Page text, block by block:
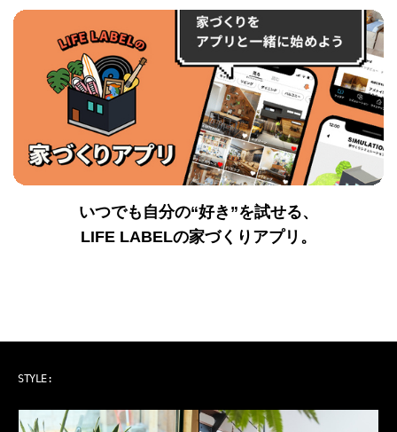
いつでも自分の“好き”を試せる、
LIFE LABELの家づくりアプリ。
STYLE: